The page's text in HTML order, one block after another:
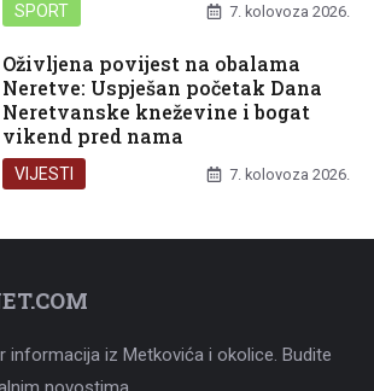
SPORT 7. kolovoza 2026.
Oživljena povijest na obalama
Neretve: Uspješan početak Dana
Neretvanske kneževine i bogat
vikend pred nama
VIJESTI 7. kolovoza 2026.
informacija iz Metkovića i okolice. Budite